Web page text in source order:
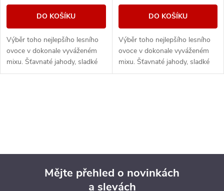
DO KOŠÍKU
Výběr toho nejlepšího lesního
ovoce v dokonale vyváženém
mixu. Šťavnaté jahody, sladké
maliny nebo vyzrálé borůvky, to
DO KOŠÍKU
Výběr toho nejlepšího lesního
ovoce v dokonale vyváženém
mixu. Šťavnaté jahody, sladké
maliny nebo vyzrálé borůvky, to
Mějte přehled o novinkách
a slevách